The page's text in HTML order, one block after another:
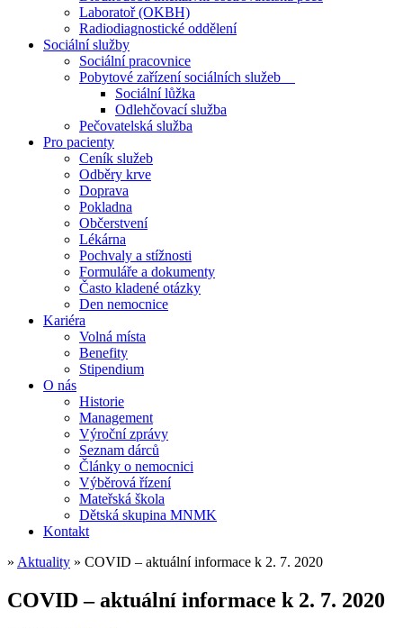
Laboratoř (OKBH)
Radiodiagnostické oddělení
Sociální služby
Sociální pracovnice
Pobytové zařízení sociálních služeb
Sociální lůžka
Odlehčovací služba
Pečovatelská služba
Pro pacienty
Ceník služeb
Odběry krve
Doprava
Pokladna
Občerstvení
Lékárna
Pochvaly a stížnosti
Formuláře a dokumenty
Často kladené otázky
Den nemocnice
Kariéra
Volná místa
Benefity
Stipendium
O nás
Historie
Management
Výroční zprávy
Seznam dárců
Články o nemocnici
Výběrová řízení
Mateřská škola
Dětská skupina MNMK
Kontakt
» Aktuality » COVID – aktuální informace k 2. 7. 2020
COVID – aktuální informace k 2. 7. 2020